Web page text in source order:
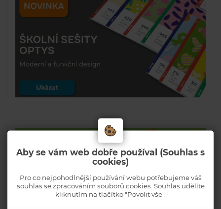
Aby se vám web dobře používal (Souhlas s
cookies)
Pro co nejpohodlnější používání webu potřebujeme váš
souhlas se zpracováním souborů cookies. Souhlas udělíte
kliknutím na tlačítko "Povolit vše".